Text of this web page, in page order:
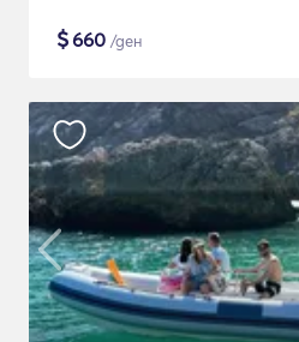
$660 /ден